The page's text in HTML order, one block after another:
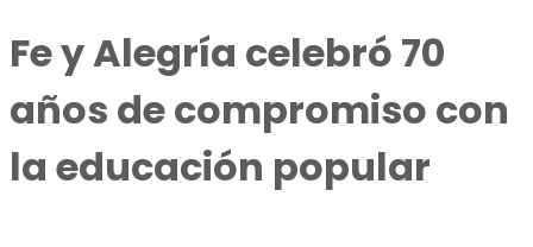
Fe y Alegría celebró 70
años de compromiso con
la educación popular